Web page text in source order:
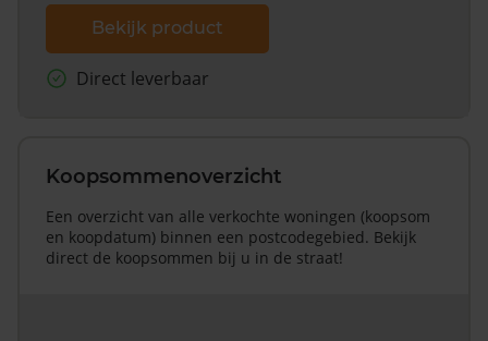
Bekijk product
Direct leverbaar
Koopsommenoverzicht
Een overzicht van alle verkochte woningen (koopsom
en koopdatum) binnen een postcodegebied. Bekijk
direct de koopsommen bij u in de straat!